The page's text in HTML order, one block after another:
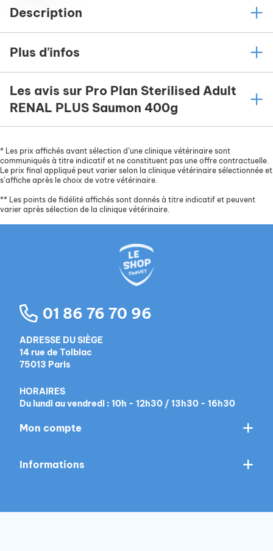
Description
Plus d'infos
Les avis sur Pro Plan Sterilised Adult
RENAL PLUS Saumon 400g
* Les prix affichés avant sélection d’une clinique vétérinaire sont
communiqués à titre indicatif et ne constituent pas une offre contractuelle.
Le prix final appliqué peut varier selon la clinique vétérinaire sélectionnée et
s’affiche après le choix de votre vétérinaire.
** Les points de fidélité affichés sont donnés à titre indicatif et peuvent
varier après sélection de la clinique vétérinaire.
01 86 76 70 96
ADRESSE DU SIÈGE
14 rue de Tolbiac
75013 Paris
HORAIRES
Du lundi au vendredi : 10h - 12h30 / 13h30 - 16h30
Mon compte
Informations